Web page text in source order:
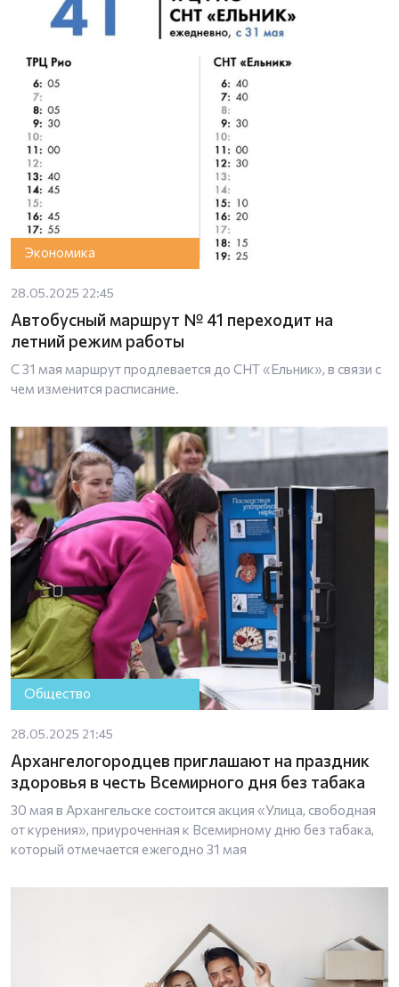
Экономика
28.05.2025 22:45
Автобусный маршрут № 41 переходит на
летний режим работы
С 31 мая маршрут продлевается до СНТ «Ельник», в связи с
чем изменится расписание.
Общество
28.05.2025 21:45
Архангелогородцев приглашают на праздник
здоровья в честь Всемирного дня без табака
30 мая в Архангельске состоится акция «Улица, свободная
от курения», приуроченная к Всемирному дню без табака,
который отмечается ежегодно 31 мая